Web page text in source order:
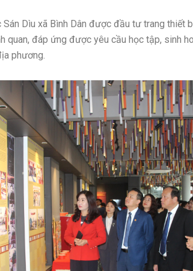
Dìu xã Bình Dân được đầu tư trang thiết
quan, đáp ứng được yêu cầu học tập, sinh
phương.